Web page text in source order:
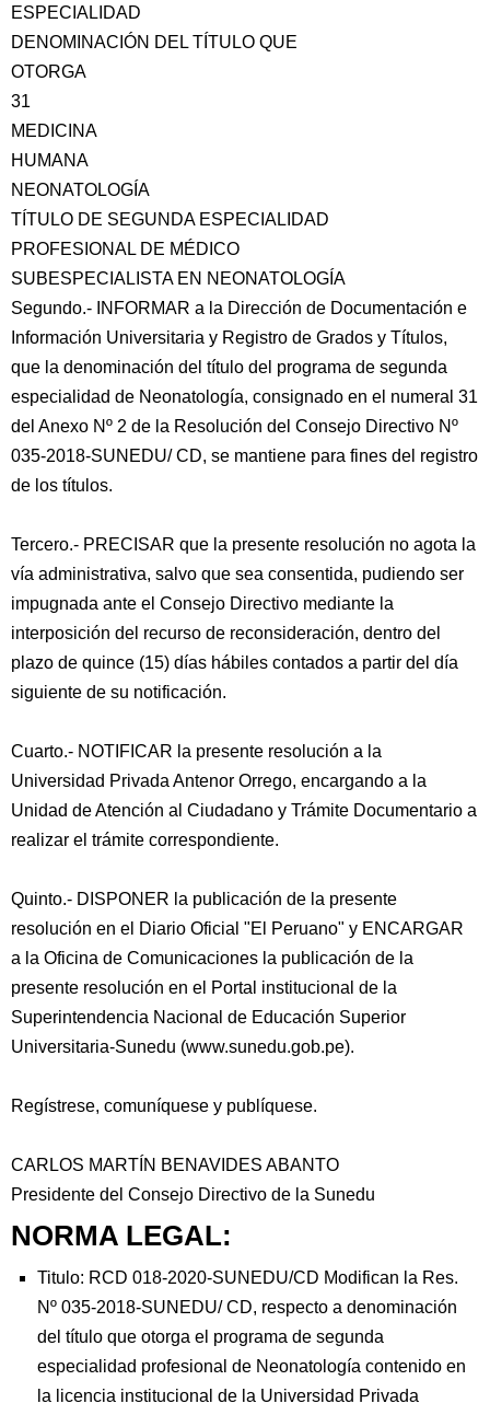
ESPECIALIDAD
DENOMINACIÓN DEL TÍTULO QUE
OTORGA
31
MEDICINA
HUMANA
NEONATOLOGÍA
TÍTULO DE SEGUNDA ESPECIALIDAD
PROFESIONAL DE MÉDICO
SUBESPECIALISTA EN NEONATOLOGÍA
Segundo.- INFORMAR a la Dirección de Documentación e
Información Universitaria y Registro de Grados y Títulos,
que la denominación del título del programa de segunda
especialidad de Neonatología, consignado en el numeral 31
del Anexo Nº 2 de la Resolución del Consejo Directivo Nº
035-2018-SUNEDU/ CD, se mantiene para fines del registro
de los títulos.
Tercero.- PRECISAR que la presente resolución no agota la
vía administrativa, salvo que sea consentida, pudiendo ser
impugnada ante el Consejo Directivo mediante la
interposición del recurso de reconsideración, dentro del
plazo de quince (15) días hábiles contados a partir del día
siguiente de su notificación.
Cuarto.- NOTIFICAR la presente resolución a la
Universidad Privada Antenor Orrego, encargando a la
Unidad de Atención al Ciudadano y Trámite Documentario a
realizar el trámite correspondiente.
Quinto.- DISPONER la publicación de la presente
resolución en el Diario Oficial "El Peruano" y ENCARGAR
a la Oficina de Comunicaciones la publicación de la
presente resolución en el Portal institucional de la
Superintendencia Nacional de Educación Superior
Universitaria-Sunedu (www.sunedu.gob.pe).
Regístrese, comuníquese y publíquese.
CARLOS MARTÍN BENAVIDES ABANTO
Presidente del Consejo Directivo de la Sunedu
NORMA LEGAL:
Titulo: RCD 018-2020-SUNEDU/CD Modifican la Res.
Nº 035-2018-SUNEDU/ CD, respecto a denominación
del título que otorga el programa de segunda
especialidad profesional de Neonatología contenido en
la licencia institucional de la Universidad Privada